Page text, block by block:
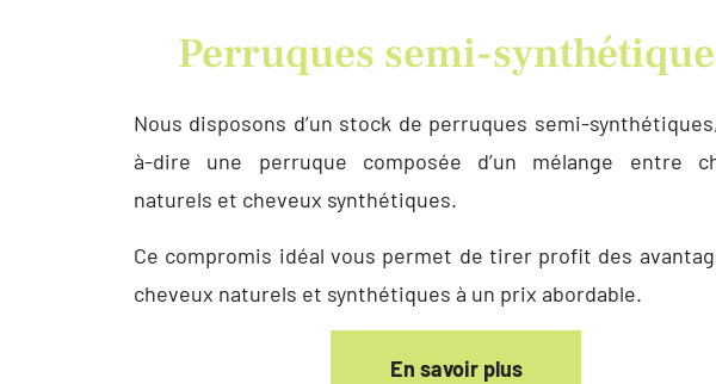
Perruques semi-
Nous disposons d’un stock de perruques semi-
à-dire une perruque composée d’un mélange entre
naturels et cheveux synthétiques.
Ce compromis idéal vous permet de tirer profit des
cheveux naturels et synthétiques à un prix abordable.
En savoir plus